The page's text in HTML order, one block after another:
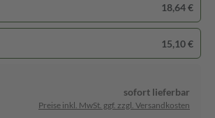
18,64 €
15,10 €
sofort lieferbar
Preise inkl. MwSt. ggf. zzgl. Versandkosten